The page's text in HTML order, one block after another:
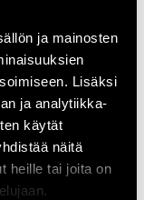
ja mainosten
Lisäksi
ja analytiikka-
käytät
näitä
heille tai joita on